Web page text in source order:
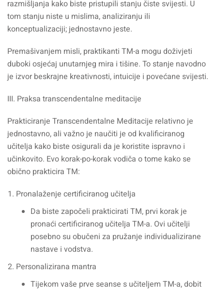
razmišljanja kako biste pristupili stanju čiste svijesti. U
tom stanju niste u mislima, analiziranju ili
konceptualizaciji; jednostavno jeste.
Premašivanjem misli, praktikanti TM-a mogu doživjeti
duboki osjećaj unutarnjeg mira i tišine. To stanje navodno
je izvor beskrajne kreativnosti, intuicije i povećane svijesti.
III. Praksa transcendentalne meditacije
Prakticiranje Transcendentalne Meditacije relativno je
jednostavno, ali važno je naučiti je od kvalificiranog
učitelja kako biste osigurali da je koristite ispravno i
učinkovito. Evo korak-po-korak vodiča o tome kako se
obično prakticira TM:
Pronalaženje certificiranog učitelja
Da biste započeli prakticirati TM, prvi korak je
pronaći certificiranog učitelja TM-a. Ovi učitelji
posebno su obučeni za pružanje individualizirane
nastave i vodstva.
Personalizirana mantra
Tijekom vaše prve seanse s učiteljem TM-a, dobit